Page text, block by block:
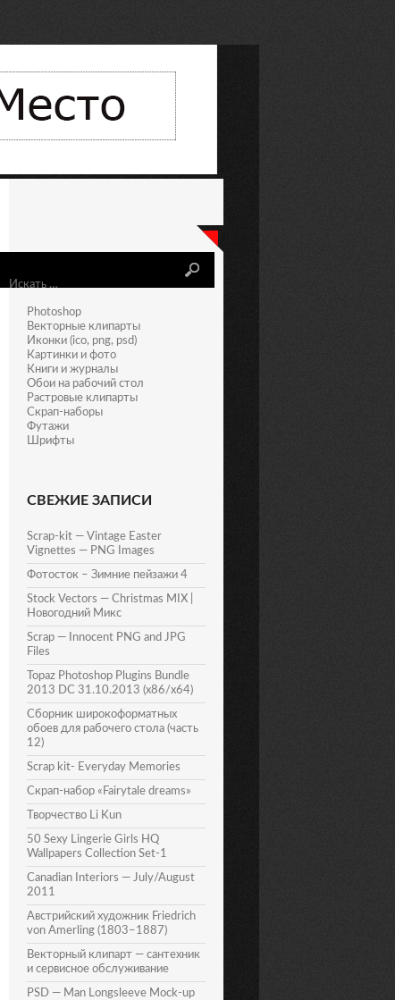
Photoshop
Векторные клипарты
Иконки (ico, png, psd)
Картинки и фото
Книги и журналы
Обои на рабочий стол
Растровые клипарты
Скрап-наборы
Футажи
Шрифты
СВЕЖИЕ ЗАПИСИ
Scrap-kit — Vintage Easter
Vignettes — PNG Images
Фотосток – Зимние пейзажи 4
Stock Vectors — Christmas MIX |
Новогодний Микс
Scrap — Innocent PNG and JPG
Files
Topaz Photoshop Plugins Bundle
2013 DC 31.10.2013 (x86/x64)
Сборник широкоформатных
обоев для рабочего стола (часть
12)
Scrap kit- Everyday Memories
Скрап-набор «Fairytale dreams»
Творчество Li Kun
50 Sexy Lingerie Girls HQ
Wallpapers Collection Set-1
Canadian Interiors — July/August
2011
Австрийский художник Friedrich
von Amerling (1803–1887)
Векторный клипарт — сантехник
и сервисное обслуживание
PSD — Man Longsleeve Mock-up